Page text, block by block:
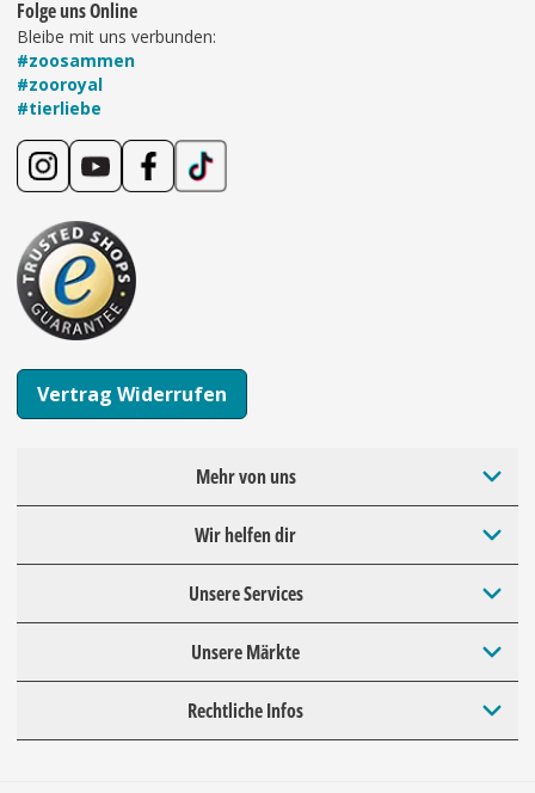
Folge uns Online
Bleibe mit uns verbunden:
#zoosammen
#zooroyal
#tierliebe
Vertrag Widerrufen
Mehr von uns
Wir helfen dir
Unsere Services
Unsere Märkte
Rechtliche Infos